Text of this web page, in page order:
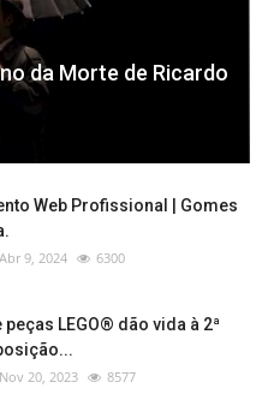
da Morte de Ricardo
Web Profissional | Gomes
Abr 9, 2024 6300
LEGO® dão vida à 2ª
Nov 20, 2023 8577